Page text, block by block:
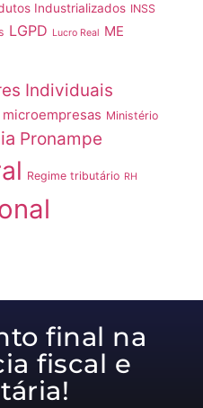
Industrializados INSS
LGPD Lucro Real ME
Individuais
microempresas Ministério
Pronampe
Regime tributário RH
final na
fiscal e